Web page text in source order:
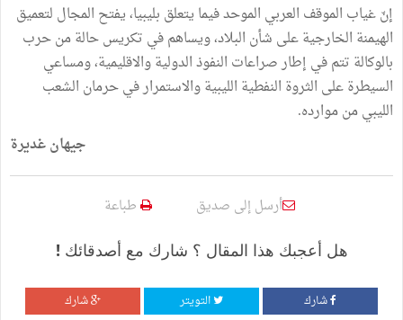
إنّ غياب الموقف العربي الموحد فيما يتعلق بليبيا، يفتح المجال لتعميق
الهيمنة الخارجية على شأن البلاد، ويساهم في تكريس حالة من حرب
بالوكالة تتم في إطار صراعات النفوذ الدولية والاقليمية، ومساعي
السيطرة على الثروة النفطية الليبية والاستمرار في حرمان الشعب
الليبي من موارده.
جيهان غديرة
أرسل إلى صديق طباعة
هل أعجبك هذا المقال ؟ شارك مع أصدقائك !
شارك التويتر شارك